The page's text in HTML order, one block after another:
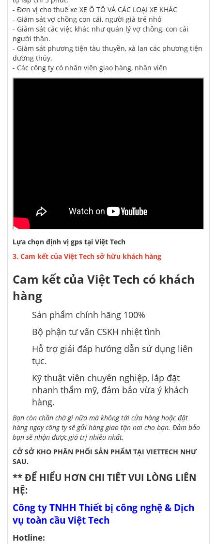
- Đơn vị cho thuê xe XE Ô TÔ VÀ CÁC LOẠI XE KHÁC
- Giám sát vợ chồng con cái, người già trẻ nhỏ
- Giám sát các việc khác như quản lý vợ chồng, con cái
người thân.
- Giám sát phương tiện tàu thuyền, xà lan các phương tiện
đường thủy.
- Các công ty có nhân viên giao hàng, nhân viên
Lựa chọn định vị gps tại Việt Tech
3. Cam kết của Việt Tech sở hữu khách hàng
Cam kết của Việt Tech có khách
hàng
Sản phẩm chính hãng 100%
Bộ phận tư vấn CSKH nhiệt tình
Hỗ trợ giải đáp hướng dẫn sử dụng liên
tục.
Kỹ thuật viên chuyên nghiệp, lắp đặt
nhanh thẩm mỹ, đảm bảo vừa ý khách
hàng.
Bạn còn chần chờgì nữa mà khôngtới cửa hàng hoặc đặt
hàng ngay công ty sẽ gửi hàng giao tận nơi cho bạn. Đảm bảo
bạn sẽ nhận được giá trị nhiều nhất.
CỞ SỞ KHO PHÂN PHỐI SẢN PHẨM TẠI VIETTECH NHƯ
SAU.
** ĐỂ HIỂU HƠN CHI TIẾT VUI LÒNG LIÊN
HỆ:
Công ty TNHH Thiết bị công nghệ & Dịch
vụ toàn cầu Việt Tech
Hotline: